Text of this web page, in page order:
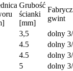
Grubość
ścianki
[mm]
gwint
3,5
dolny
4.5
dolny
4.5
dolny
5 dolny